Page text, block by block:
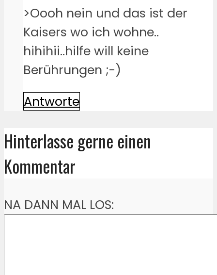
>Oooh nein und das ist der
Kaisers wo ich wohne..
hihihii..hilfe will keine
Berührungen ;-)
Antworte
Hinterlasse gerne einen
Kommentar
NA DANN MAL LOS: